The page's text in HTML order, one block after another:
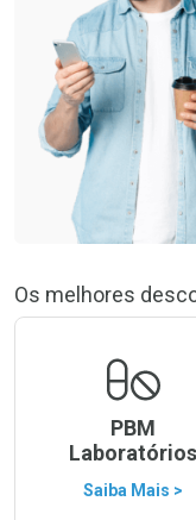
Os melhores
PBM
Laboratórios
Saiba Mais >